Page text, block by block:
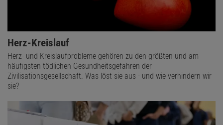
Herz-Kreislauf
Herz- und Kreislaufprobleme gehören zu den größten und am
häufigsten tödlichen Gesundheitsgefahren der
Zivilisationsgesellschaft. Was löst sie aus - und wie verhindern wir
sie?